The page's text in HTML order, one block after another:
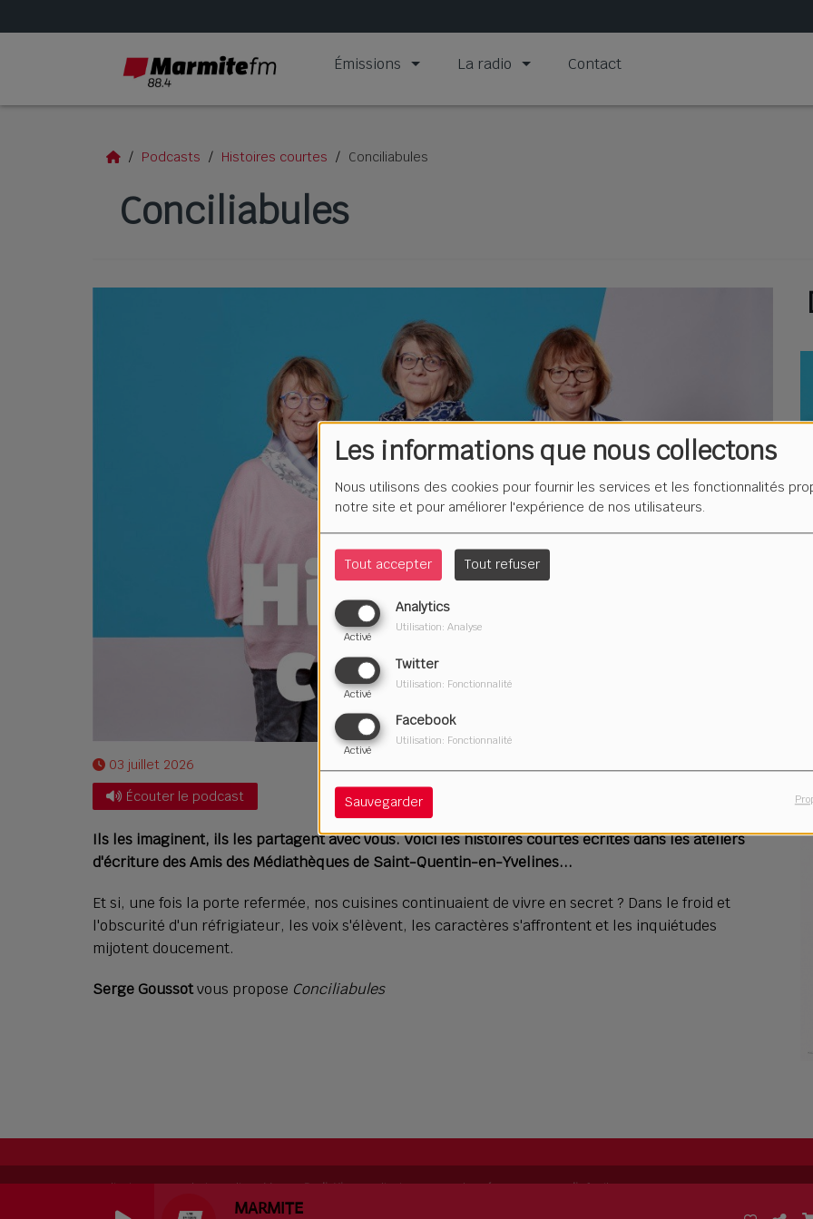
Les informations que nous collectons
Nous utilisons des cookies pour fournir les services et les fonctionnalités
notre site et pour améliorer l'expérience de nos utilisateurs.
Tout accepter Tout refuser
Analytics
Activé
Utilisation: Analyse
Twitter
Activé
Utilisation: Fonctionnalité
Facebook
Activé
Utilisation: Fonctionnalité
Sauvegarder
Émissions La radio Contact
MARMITE
Podcasts Histoires courtes Conciliabules
Conciliabules
03 juillet 2026
Écouter le podcast
Ils les imaginent, ils les partagent avec vous. Voici les histoires courtes écrites dans les ateliers
d'écriture des Amis des Médiathèques de Saint-Quentin-en-Yvelines...
Et si, une fois la porte refermée, nos cuisines continuaient de vivre en secret ? Dans le froid et
l'obscurité d'un réfrigiateur, les voix s'élèvent, les caractères s'affrontent et les inquiétudes
mijotent doucement.
Serge Goussotvous propose Conciliabules
RadioKing © 2026 | Site radio créé avecRadioKing. RadioKing permet decréer sa propre radiofacilement.